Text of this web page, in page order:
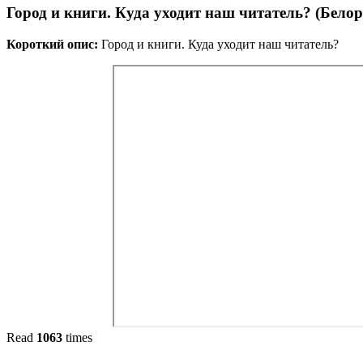
Город и книги. Куда уходит наш читатель?
Короткий опис: Город и книги. Куда уходит наш читатель?
Read 1063 times